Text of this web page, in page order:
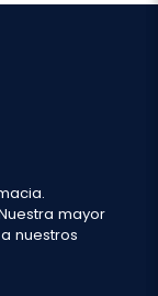
mayor
nuestros